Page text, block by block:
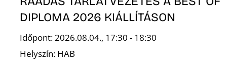
DIPLOMA 2026 KIÁLLÍTÁSON
Időpont: 2026.08.04., 17:30 - 18:30
Helyszín: HAB